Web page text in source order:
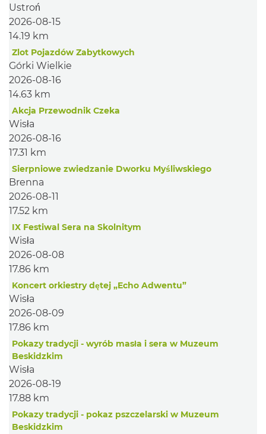
Ustroń
2026-08-15
14.19 km
Zlot Pojazdów Zabytkowych
Górki Wielkie
2026-08-16
14.63 km
Akcja Przewodnik Czeka
Wisła
2026-08-16
17.31 km
Sierpniowe zwiedzanie Dworku Myśliwskiego
Brenna
2026-08-11
17.52 km
IX Festiwal Sera na Skolnitym
Wisła
2026-08-08
17.86 km
Koncert orkiestry dętej „Echo Adwentu”
Wisła
2026-08-09
17.86 km
Pokazy tradycji - wyrób masła i sera w Muzeum
Beskidzkim
Wisła
2026-08-19
17.88 km
Pokazy tradycji - pokaz pszczelarski w Muzeum
Beskidzkim